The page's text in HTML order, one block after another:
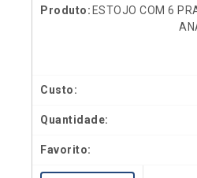
ESTOJO COM 6